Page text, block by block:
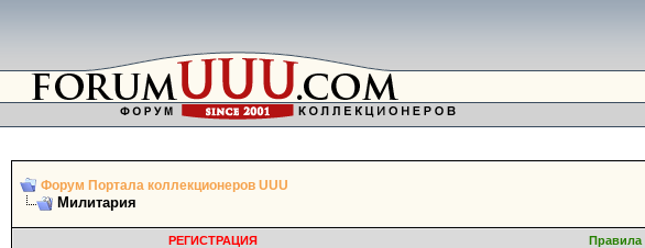
Форум Портала коллекционеров UUU
Милитария
РЕГИСТРАЦИЯ